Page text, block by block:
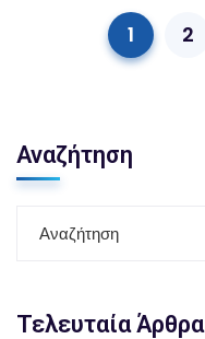
1 2
Αναζήτηση
Τελευταία Άρθρα